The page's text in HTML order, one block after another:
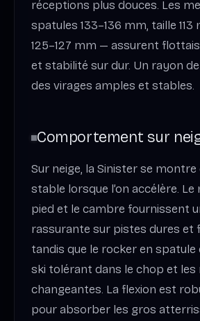
réceptions plus douces. Les
spatules 133–136 mm, taille
125–127 mm — assurent
et stabilité sur dur. Un rayon
des virages amples et stables.
Comportement sur
Sur neige, la Sinister se montre
stable lorsque l’on accélère.
pied et le cambre fournissent
rassurante sur pistes dures et
tandis que le rocker en
ski tolérant dans le chop et les
changeantes. La flexion est
pour absorber les gros